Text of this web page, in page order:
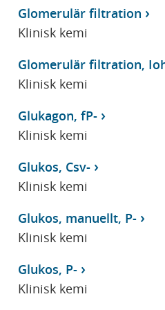
Glomerulär filtration
Klinisk kemi
Glomerulär filtration,
Klinisk kemi
Glukagon, fP-
Klinisk kemi
Glukos, Csv-
Klinisk kemi
Glukos, manuellt, P-
Klinisk kemi
Glukos, P-
Klinisk kemi